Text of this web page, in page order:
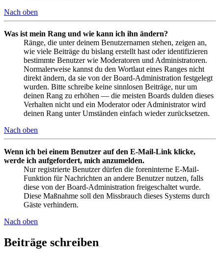
Nach oben
Was ist mein Rang und wie kann ich ihn ändern?
Ränge, die unter deinem Benutzernamen stehen, zeigen an,
wie viele Beiträge du bislang erstellt hast oder identifizieren
bestimmte Benutzer wie Moderatoren und Administratoren.
Normalerweise kannst du den Wortlaut eines Ranges nicht
direkt ändern, da sie von der Board-Administration festgelegt
wurden. Bitte schreibe keine sinnlosen Beiträge, nur um
deinen Rang zu erhöhen — die meisten Boards dulden dieses
Verhalten nicht und ein Moderator oder Administrator wird
deinen Rang unter Umständen einfach wieder zurücksetzen.
Nach oben
Wenn ich bei einem Benutzer auf den E-Mail-Link klicke,
werde ich aufgefordert, mich anzumelden.
Nur registrierte Benutzer dürfen die foreninterne E-Mail-
Funktion für Nachrichten an andere Benutzer nutzen, falls
diese von der Board-Administration freigeschaltet wurde.
Diese Maßnahme soll den Missbrauch dieses Systems durch
Gäste verhindern.
Nach oben
Beiträge schreiben